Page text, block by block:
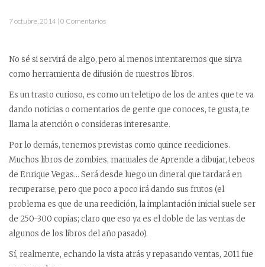
7 octubre, 2014 | 0 Comentarios
No sé si servirá de algo, pero al menos intentaremos que sirva
como herramienta de difusión de nuestros libros.
Es un trasto curioso, es como un teletipo de los de antes que te va
dando noticias o comentarios de gente que conoces, te gusta, te
llama la atención o consideras interesante.
Por lo demás, tenemos previstas como quince reediciones.
Muchos libros de zombies, manuales de Aprende a dibujar, tebeos
de Enrique Vegas… Será desde luego un dineral que tardará en
recuperarse, pero que poco a poco irá dando sus frutos (el
problema es que de una reedición, la implantación inicial suele ser
de 250-300 copias; claro que eso ya es el doble de las ventas de
algunos de los libros del año pasado).
Sí, realmente, echando la vista atrás y repasando ventas, 2011 fue